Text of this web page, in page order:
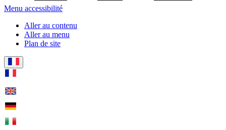
Menu accessibilité
Aller au contenu
Aller au menu
Plan de site